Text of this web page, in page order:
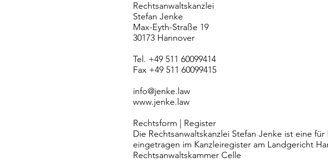
Rechtsanwaltskanzlei
Stefan Jenke
Max-Eyth-Straße 19
30173 Hannover
Tel. +49 511 60099414
Fax +49 511 60099415
info@jenke.law
www.jenke.law
Rechtsform | Register
Die Rechtsanwaltskanzlei Stefan Jenke ist eine
eingetragen im Kanzleiregister am Landgericht
Rechtsanwaltskammer Celle